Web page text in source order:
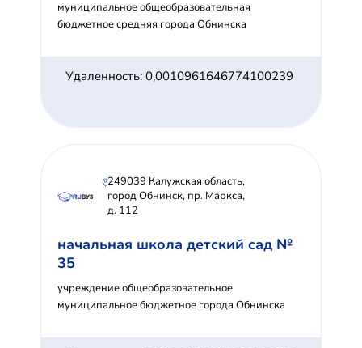
муниципальное общеобразовательная
бюджетное средняя города Обнинска
Удаленность: 0,0010961646774100239
249039 Калужская область,
город Обнинск, пр. Маркса,
д. 112
начальная школа детский сад №
35
учреждение общеобразовательное
муниципальное бюджетное города Обнинска